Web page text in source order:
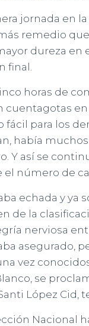
jornada en
remedio
dureza en
final.
horas de
cuentagotas
fácil para los
había
Y así se
el número de
echada y ya
de la
nerviosa
asegurado,
vez
se
López Cid,
Nacional